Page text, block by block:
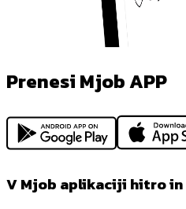
Prenesi Mjob APP
V Mjob aplikaciji hitro